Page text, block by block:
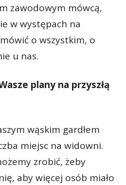
zawodowym mówcą,
w występach na
o wszystkim, o
u nas.
plany na przyszłą
wąskim gardłem
miejsc na widowni.
zrobić, żeby
aby więcej osób miało